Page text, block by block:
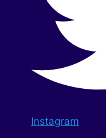
Instagram